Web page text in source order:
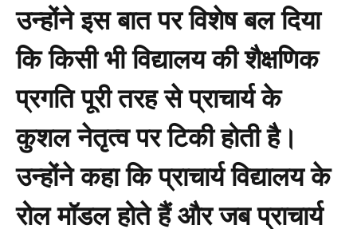
उन्होंने इस बात पर विशेष बल दिया
कि किसी भी विद्यालय की शैक्षणिक
प्रगति पूरी तरह से प्राचार्य के
कुशल नेतृत्व पर टिकी होती है।
उन्होंने कहा कि प्राचार्य विद्यालय के
रोल मॉडल होते हैं और जब प्राचार्य